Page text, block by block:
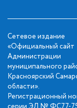
Сетевое издание
«Официальный сайт
Администрации
муниципального
Красноярский
области».
Регистрационный